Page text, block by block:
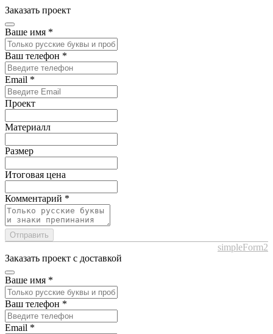
Заказать проект
Ваше имя *
Ваш телефон *
Email *
Проект
Материалл
Размер
Итоговая цена
Комментарий *
Отправить
simpleForm2
Заказать проект с доставкой
Ваше имя *
Ваш телефон *
Email *